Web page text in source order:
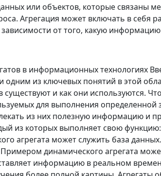
или объектов, которые связаны
Агрегация может включать в себя
от того, какую
в информационных технологиях
из ключевых понятий в этой
существуют и как они используются.
для выполнения определенной
из них полезную информацию и
из которых выполняет свою
агрегата может служить база
динамического агрегата
информацию в реальном